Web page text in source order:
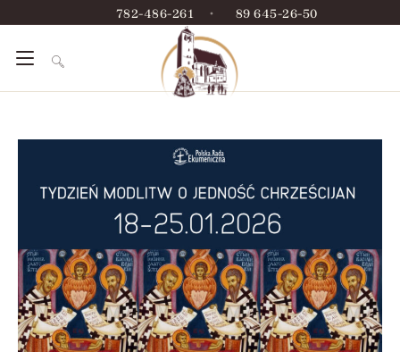
782-486-261 • 89 645-26-50